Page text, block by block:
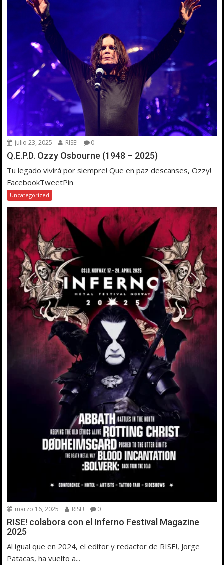
julio 23, 2025 RISE! 0
Q.E.P.D. Ozzy Osbourne (1948 – 2025)
Tu legado vivirá por siempre! Que en paz descanses, Ozzy!
FacebookTweetPin
Uncategorized
marzo 16, 2025 RISE! 0
RISE! colabora con el Inferno Festival Magazine
2025
Al igual que en 2024, el editor y redactor de RISE!, Jorge
Patacas, ha vuelto a...